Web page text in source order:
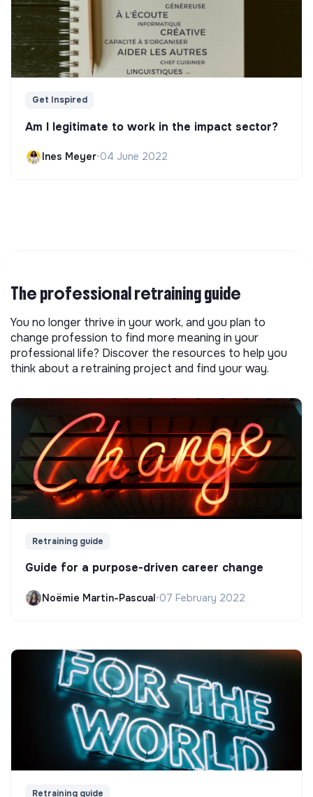
Get Inspired
Am I legitimate to work in the impact sector?
Ines Meyer•04 June 2022
The professional retraining guide
You no longer thrive in your work, and you plan to
change profession to find more meaning in your
professional life? Discover the resources to help you
think about a retraining project and find your way.
Retraining guide
Guide for a purpose-driven career change
Noëmie Martin-Pascual•07 February 2022
Retraining guide